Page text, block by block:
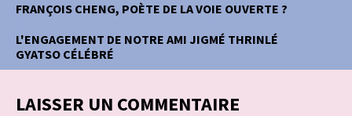
FRANÇOIS CHENG, POÈTE DE LA VOIE OUVERTE ?
L'ENGAGEMENT DE NOTRE AMI JIGMÉ THRINLÉ
GYATSO CÉLÉBRÉ
LAISSER UN COMMENTAIRE